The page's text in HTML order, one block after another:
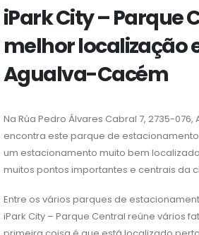
iPark City – Parque
melhor localização
Agualva-Cacém
Na Rúa Pedro Álvares Cabral 7, 2735-
encontra este parque de
um estacionamento muito bem
muitos pontos importantes e centrais da
Entre os vários parques de
iPark City – Parque Central reúne vários